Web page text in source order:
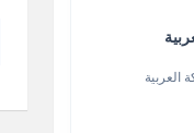
العربية